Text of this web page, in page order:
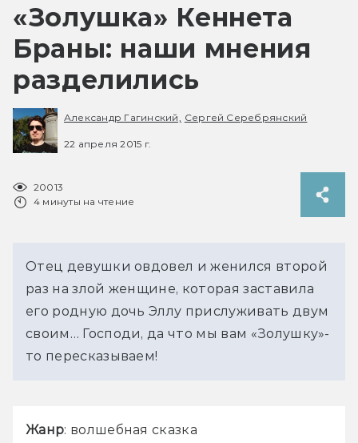
«Золушка» Кеннета
Браны: наши мнения
разделились
Александр Гагинский, Сергей Серебрянский
22 апреля 2015 г.
20013
4 минуты на чтение
Отец девушки овдовел и женился второй
раз на злой женщине, которая заставила
его родную дочь Эллу прислуживать двум
своим… Господи, да что мы вам «Золушку»-
то пересказываем!
Жанр: волшебная сказка